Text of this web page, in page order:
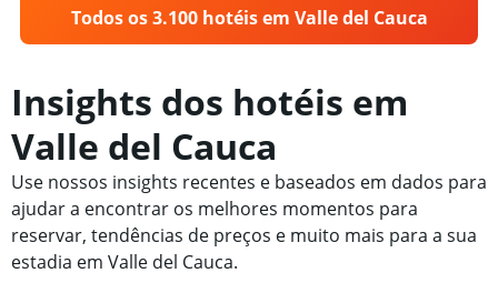
Todos os 3.100 hotéis em Valle del Cauca
Insights dos hotéis em
Valle del Cauca
Use nossos insights recentes e baseados em dados para
ajudar a encontrar os melhores momentos para
reservar, tendências de preços e muito mais para a sua
estadia em Valle del Cauca.